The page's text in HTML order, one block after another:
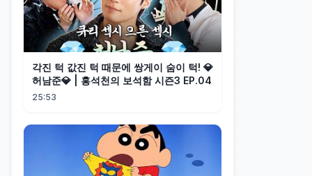
각진 턱 값진 턱 때문에 쌍게이 숨이 턱! 💎
허남준💎 | 홍석천의 보석함 시즌3 EP.04
25:53